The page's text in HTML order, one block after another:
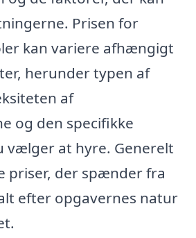
Prisen for
kan variere afhængigt
herunder typen af
af
og den specifikke
vælger at hyre. Generelt
priser, der spænder fra
efter opgavernes natur